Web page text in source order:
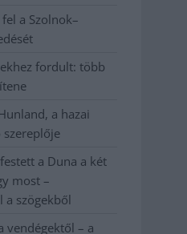
a Szolnok–
fordult: több
a hazai
szereplője
a Duna a két
most –
szögekből
vendégektől – a